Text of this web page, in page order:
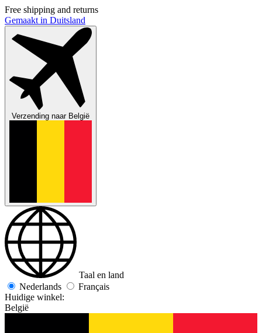
Free shipping and returns
Gemaakt in Duitsland
Verzending naarBelgië
Taal en land
Nederlands
Français
Huidige winkel:
België